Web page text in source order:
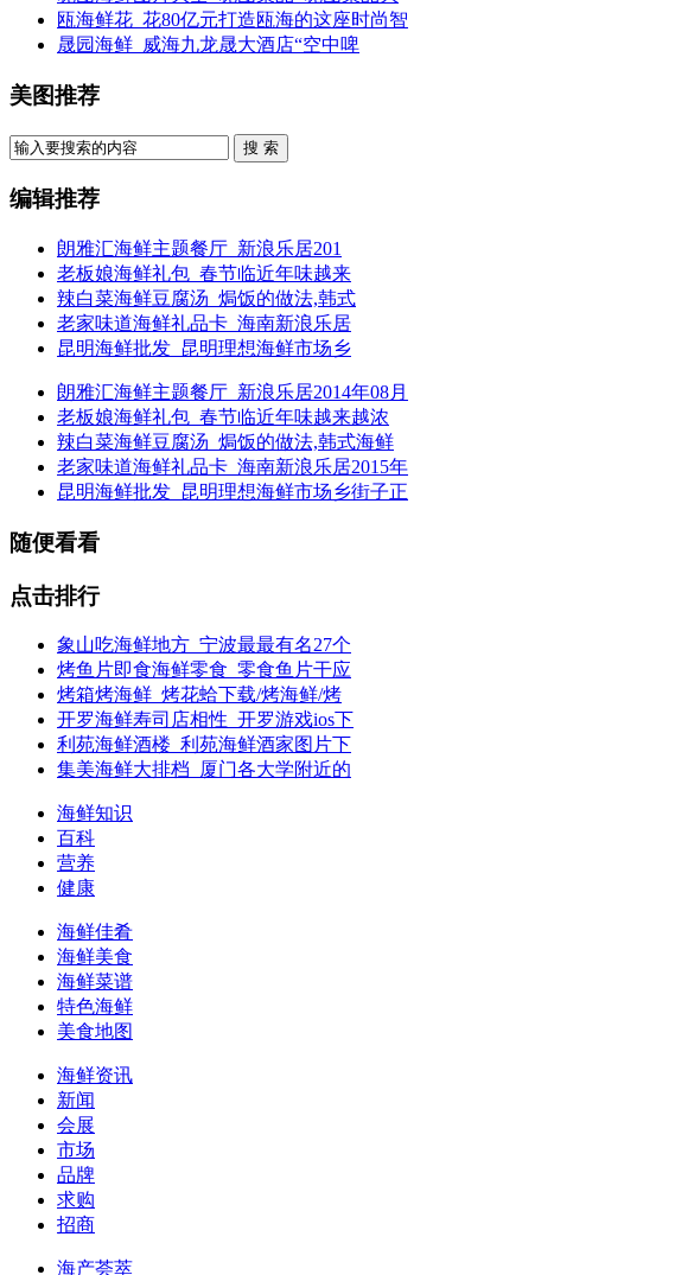
瓯海鲜花_花80亿元打造瓯海的这座时尚智
晟园海鲜_威海九龙晟大酒店“空中啤
美图推荐
搜 索
编辑推荐
朗雅汇海鲜主题餐厅_新浪乐居201
老板娘海鲜礼包_春节临近年味越来
辣白菜海鲜豆腐汤_焗饭的做法,韩式
老家味道海鲜礼品卡_海南新浪乐居
昆明海鲜批发_昆明理想海鲜市场乡
朗雅汇海鲜主题餐厅_新浪乐居2014年08月
老板娘海鲜礼包_春节临近年味越来越浓
辣白菜海鲜豆腐汤_焗饭的做法,韩式海鲜
老家味道海鲜礼品卡_海南新浪乐居2015年
昆明海鲜批发_昆明理想海鲜市场乡街子正
随便看看
点击排行
象山吃海鲜地方_宁波最最有名27个
烤鱼片即食海鲜零食_零食鱼片干应
烤箱烤海鲜_烤花蛤下载/烤海鲜/烤
开罗海鲜寿司店相性_开罗游戏ios下
利苑海鲜酒楼_利苑海鲜酒家图片下
集美海鲜大排档_厦门各大学附近的
海鲜知识
百科
营养
健康
海鲜佳肴
海鲜美食
海鲜菜谱
特色海鲜
美食地图
海鲜资讯
新闻
会展
市场
品牌
求购
招商
海产荟萃